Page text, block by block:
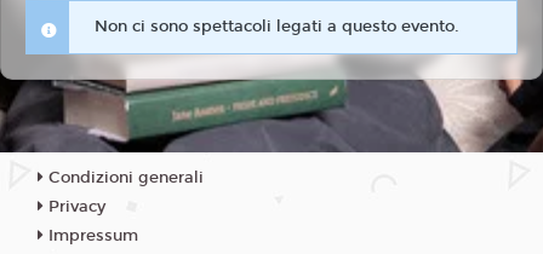
Non ci sono spettacoli legati a questo evento.
Condizioni generali
Privacy
Impressum